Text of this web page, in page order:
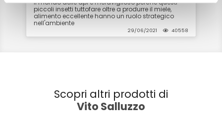
Il mondo delle api è meraviglioso perché questi
piccoli insetti tuttofare oltre a produrre il miele,
alimento eccellente hanno un ruolo strategico
nell'ambiente
29/06/2021 40558
Scopri altri prodotti di
Vito Salluzzo